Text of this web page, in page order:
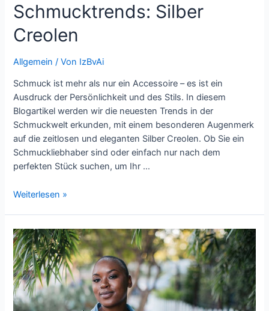
Schmucktrends: Silber
Creolen
Allgemein / Von IzBvAi
Schmuck ist mehr als nur ein Accessoire – es ist ein
Ausdruck der Persönlichkeit und des Stils. In diesem
Blogartikel werden wir die neuesten Trends in der
Schmuckwelt erkunden, mit einem besonderen Augenmerk
auf die zeitlosen und eleganten Silber Creolen. Ob Sie ein
Schmuckliebhaber sind oder einfach nur nach dem
perfekten Stück suchen, um Ihr …
Der
zu
Schmucktrends:
Silber
Creolen
Weiterlesen »